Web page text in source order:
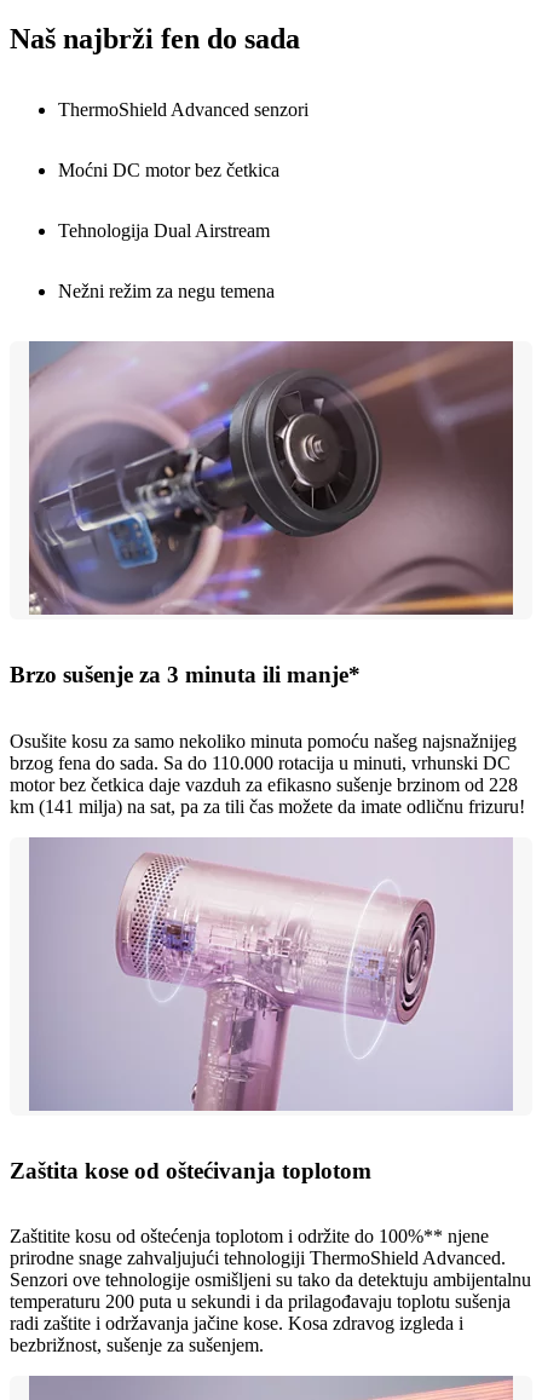
Naš najbrži fen do sada
ThermoShield Advanced senzori
Moćni DC motor bez četkica
Tehnologija Dual Airstream
Nežni režim za negu temena
Brzo sušenje za 3 minuta ili manje*
Osušite kosu za samo nekoliko minuta pomoću našeg najsnažnijeg
brzog fena do sada. Sa do 110.000 rotacija u minuti, vrhunski DC
motor bez četkica daje vazduh za efikasno sušenje brzinom od 228
km (141 milja) na sat, pa za tili čas možete da imate odličnu frizuru!
Zaštita kose od oštećivanja toplotom
Zaštitite kosu od oštećenja toplotom i održite do 100%** njene
prirodne snage zahvaljujući tehnologiji ThermoShield Advanced.
Senzori ove tehnologije osmišljeni su tako da detektuju ambijentalnu
temperaturu 200 puta u sekundi i da prilagođavaju toplotu sušenja
radi zaštite i održavanja jačine kose. Kosa zdravog izgleda i
bezbrižnost, sušenje za sušenjem.